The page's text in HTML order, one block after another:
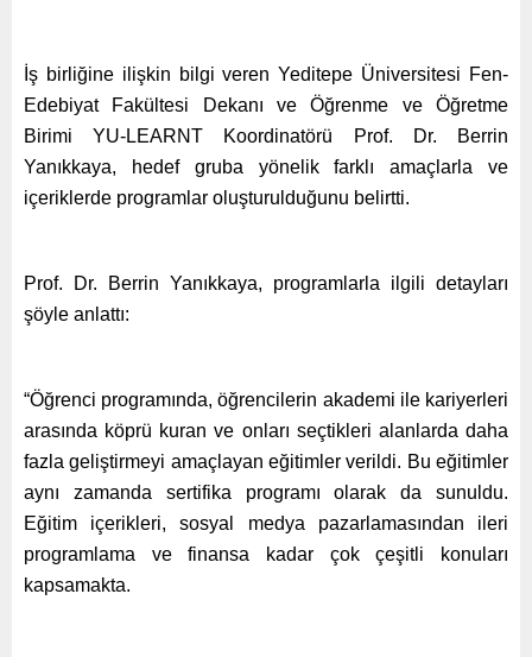
İş birliğine ilişkin bilgi veren Yeditepe Üniversitesi Fen-
Edebiyat Fakültesi Dekanı ve Öğrenme ve Öğretme
Birimi YU-LEARNT Koordinatörü Prof. Dr. Berrin
Yanıkkaya, hedef gruba yönelik farklı amaçlarla ve
içeriklerde programlar oluşturulduğunu belirtti.
Prof. Dr. Berrin Yanıkkaya, programlarla ilgili detayları
şöyle anlattı:
“Öğrenci programında, öğrencilerin akademi ile kariyerleri
arasında köprü kuran ve onları seçtikleri alanlarda daha
fazla geliştirmeyi amaçlayan eğitimler verildi. Bu eğitimler
aynı zamanda sertifika programı olarak da sunuldu.
Eğitim içerikleri, sosyal medya pazarlamasından ileri
programlama ve finansa kadar çok çeşitli konuları
kapsamakta.